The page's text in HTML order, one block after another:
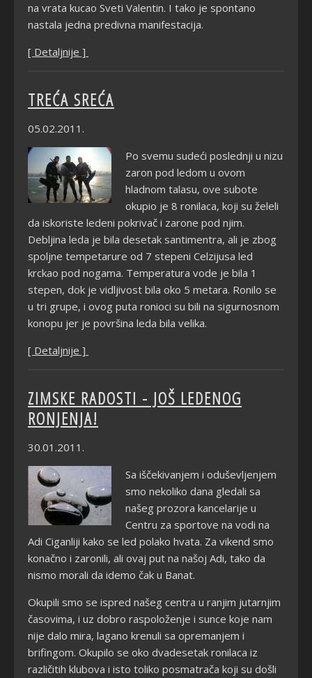
na vrata kucao Sveti Valentin. I tako je spontano
nastala jedna predivna manifestacija.
[ Detaljnije ]
TREĆA SREĆA
05.02.2011.
Po svemu sudeći poslednji u nizu
zaron pod ledom u ovom
hladnom talasu, ove subote
okupio je 8 ronilaca, koji su želeli
da iskoriste ledeni pokrivač i zarone pod njim.
Debljina leda je bila desetak santimentra, ali je zbog
spoljne tempetarure od 7 stepeni Celzijusa led
krckao pod nogama. Temperatura vode je bila 1
stepen, dok je vidljivost bila oko 5 metara. Ronilo se
u tri grupe, i ovog puta ronioci su bili na sigurnosnom
konopu jer je površina leda bila velika.
[ Detaljnije ]
ZIMSKE RADOSTI - JOŠ LEDENOG
RONJENJA!
30.01.2011.
Sa iščekivanjem i oduševljenjem
smo nekoliko dana gledali sa
našeg prozora kancelarije u
Centru za sportove na vodi na
Adi Ciganliji kako se led polako hvata. Za vikend smo
konačno i zaronili, ali ovaj put na našoj Adi, tako da
nismo morali da idemo čak u Banat.
Okupili smo se ispred našeg centra u ranjim jutarnjim
časovima, i uz dobro raspoloženje i sunce koje nam
nije dalo mira, lagano krenuli sa opremanjem i
brifingom. Okupilo se oko dvadesetak ronilaca iz
različitih klubova i isto toliko posmatrača koji su došli